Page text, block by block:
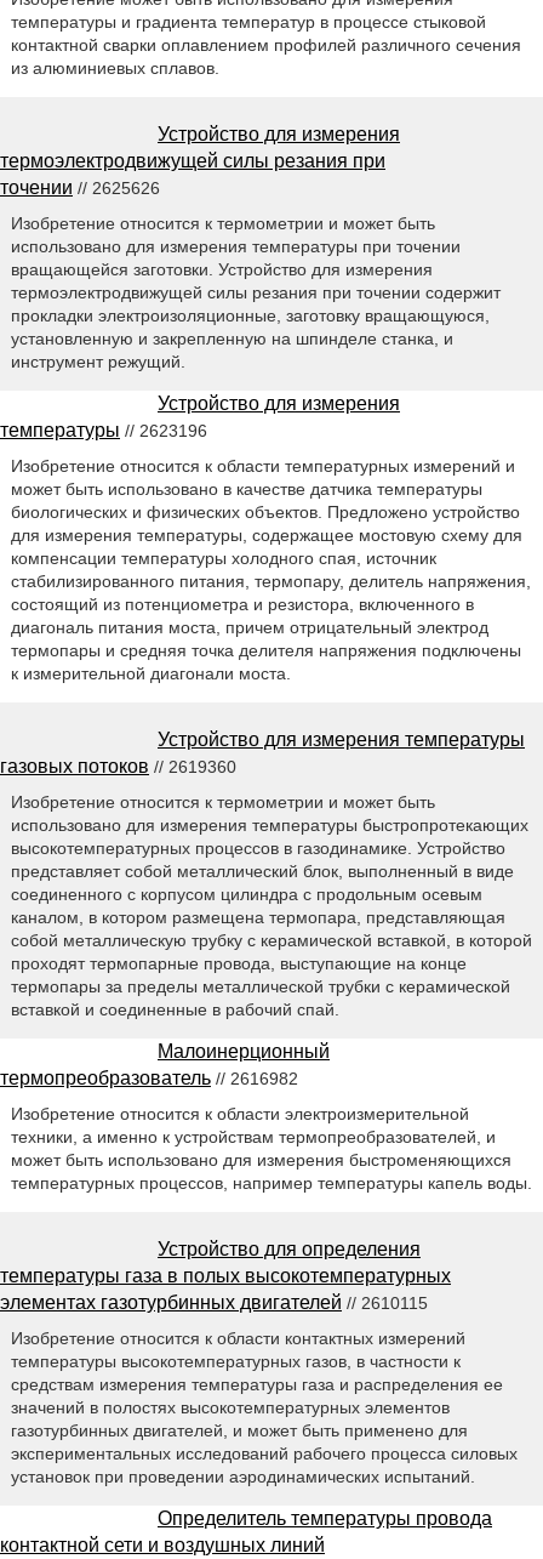
температуры и градиента температур в процессе стыковой
контактной сварки оплавлением профилей различного сечения
из алюминиевых сплавов.
Устройство для измерения
термоэлектродвижущей силы резания при
точении // 2625626
Изобретение относится к термометрии и может быть
использовано для измерения температуры при точении
вращающейся заготовки. Устройство для измерения
термоэлектродвижущей силы резания при точении содержит
прокладки электроизоляционные, заготовку вращающуюся,
установленную и закрепленную на шпинделе станка, и
инструмент режущий.
Устройство для измерения
температуры // 2623196
Изобретение относится к области температурных измерений и
может быть использовано в качестве датчика температуры
биологических и физических объектов. Предложено устройство
для измерения температуры, содержащее мостовую схему для
компенсации температуры холодного спая, источник
стабилизированного питания, термопару, делитель напряжения,
состоящий из потенциометра и резистора, включенного в
диагональ питания моста, причем отрицательный электрод
термопары и средняя точка делителя напряжения подключены
к измерительной диагонали моста.
Устройство для измерения температуры
газовых потоков // 2619360
Изобретение относится к термометрии и может быть
использовано для измерения температуры быстропротекающих
высокотемпературных процессов в газодинамике. Устройство
представляет собой металлический блок, выполненный в виде
соединенного с корпусом цилиндра с продольным осевым
каналом, в котором размещена термопара, представляющая
собой металлическую трубку с керамической вставкой, в которой
проходят термопарные провода, выступающие на конце
термопары за пределы металлической трубки с керамической
вставкой и соединенные в рабочий спай.
Малоинерционный
термопреобразователь // 2616982
Изобретение относится к области электроизмерительной
техники, а именно к устройствам термопреобразователей, и
может быть использовано для измерения быстроменяющихся
температурных процессов, например температуры капель воды.
Устройство для определения
температуры газа в полых высокотемпературных
элементах газотурбинных двигателей // 2610115
Изобретение относится к области контактных измерений
температуры высокотемпературных газов, в частности к
средствам измерения температуры газа и распределения ее
значений в полостях высокотемпературных элементов
газотурбинных двигателей, и может быть применено для
экспериментальных исследований рабочего процесса силовых
установок при проведении аэродинамических испытаний.
Определитель температуры провода
контактной сети и воздушных линий